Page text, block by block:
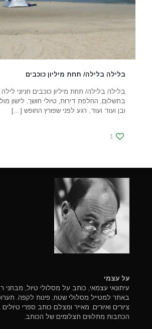
בלילה בלילה/ תחת מיליון כוכבים
בלילה בלילה/ תחת מיליון כוכבים חניוני
בתשלום, החלפת דירות, טיולי חושך, לישון
ובן ועוד ועוד, רגע לפני שפורץ החופש […]
1
על עצמי
עיתונאי עצמאי, כותב על מסלולי טיול,
באתר למטייל מסלולי שטח, פינות לקפה.
ציורים ואיורים. מאייר ומצלם כותב ספרי
הכתבות מתלווים תצלומים של הכותב.